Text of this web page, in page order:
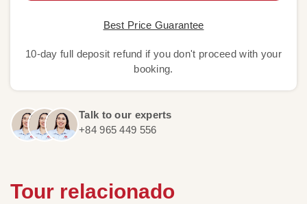
Best Price Guarantee
10-day full deposit refund if you don't proceed with your
booking.
Talk to our experts
+84 965 449 556
Tour relacionado